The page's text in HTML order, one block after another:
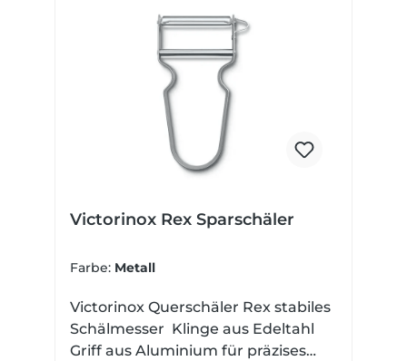
Victorinox Rex Sparschäler
Farbe: Metall
Victorinox Querschäler Rex stabiles
Schälmesser Klinge aus Edeltahl
Griff aus Aluminium für präzises